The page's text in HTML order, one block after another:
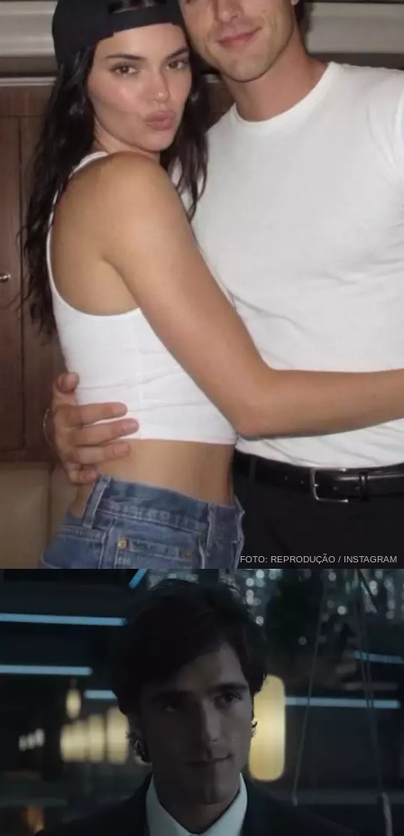
FOTO: REPRODUÇÃO / INSTAGRAM